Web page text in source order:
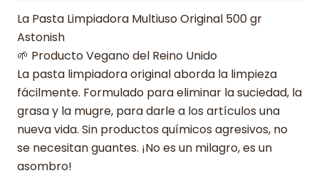
La Pasta Limpiadora Multiuso Original 500 gr
Astonish
🌱 Producto Vegano del Reino Unido
La pasta limpiadora original aborda la limpieza
fácilmente. Formulado para eliminar la suciedad, la
grasa y la mugre, para darle a los artículos una
nueva vida. Sin productos químicos agresivos, no
se necesitan guantes. ¡No es un milagro, es un
asombro!